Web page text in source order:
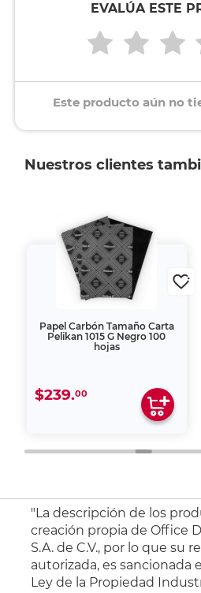
EVALÚA ESTE
Este producto aún no
Nuestros clientes
Papel Carbón Tamaño Carta
Pelikan 1015 G Negro 100
hojas
$239.00
"La descripción de los
creación propia de Office
S.A. de C.V., por lo que su
autorizada, es sancionada
Ley de la Propiedad